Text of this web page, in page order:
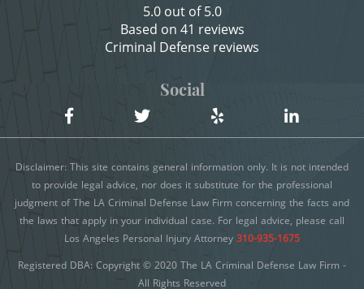
Indecent Exposure
Lewd Conduct
Loitering To Commit Prostitution
Oral Copulation by Force/Fear
Prostitution & Solicitation
Rape
Credit Card Fraud
Criminal Threats
Damaging Phone, Electrical Or Utility Lines
Servicios Públicos
Delitos Contra la Propiedad
Delitos De Armas
Delitos de Conducción
5.0 out of 5.0
Based on 41 reviews
Criminal Defense reviews
Social
Disclaimer: This site contains general information only. It is not intended
to provide legal advice, nor does it substitute for the professional
judgment of The LA Criminal Defense Law Firm concerning the facts and
the laws that apply in your individual case. For legal advice, please call
Los Angeles Personal Injury Attorney 310-935-1675
Registered DBA: Copyright © 2020 The LA Criminal Defense Law Firm -
All Rights Reserved